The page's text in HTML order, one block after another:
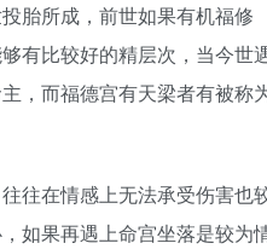
胎所成，前世如果有机福修
有比较好的精层次，当今世
，而福德宫有天梁者有被称
往在情感上无法承受伤害也
如果再遇上命宫坐落是较为